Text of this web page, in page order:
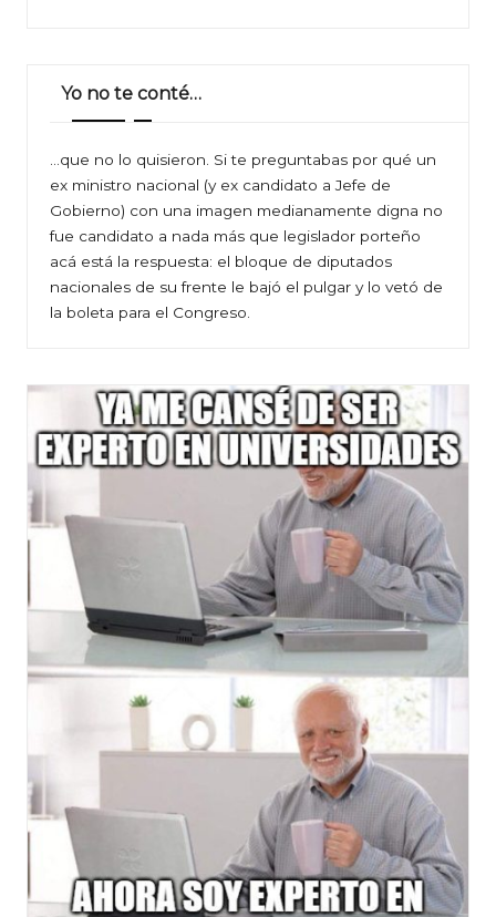
Yo no te conté…
…que no lo quisieron. Si te preguntabas por qué un
ex ministro nacional (y ex candidato a Jefe de
Gobierno) con una imagen medianamente digna no
fue candidato a nada más que legislador porteño
acá está la respuesta: el bloque de diputados
nacionales de su frente le bajó el pulgar y lo vetó de
la boleta para el Congreso.